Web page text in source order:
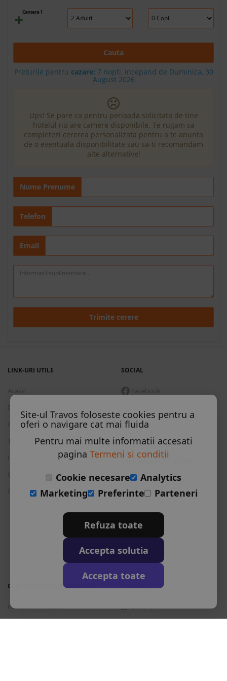
Camera 1
Cauta
Preturile pentru cazare: 7 nopti, incepand de Duminica, 30
August 2026
Ups! Se pare ca pentru perioada solicitata de tine
hotelul nu are camere disponibile. Te rugam sa
completezi cererea personalizata pentru a te anunta
de o eventuala disponibilitate sau sa-ti recomandam
alte alternative!
Nume Prenume
Telefon
Email
Trimite cerere
LINK-URI UTILE
Acasa
Contact
Termeni si conditii
Intrebari frecvente
Cum functioneaza
Cauta rezervare
SOCIAL
Facebook
Instagram
Skype
Vizitati Bulgaria
Vizitati Grecia
Vizitati Turcia
Vizitati Spania
Vizitati Croatia
CELE MAI CAUTATE STATIUNI
Hoteluri in Albena
L-S: 9-18
Site-ul Travos foloseste cookies pentru a
oferi o navigare cat mai fluida
Pentru mai multe informatii accesati
pagina Termeni si conditii
Cookie necesare
Analytics
Marketing
Preferinte Parteneri
Refuza toate
Accepta solutia
Accepta toate